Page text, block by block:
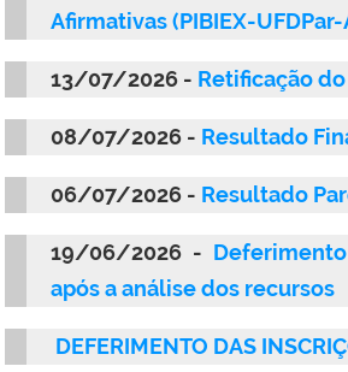
Afirmativas (PIBIEX-UFDPar-
13/07/2026 - Retificação
08/07/2026 - Resultado
06/07/2026 - Resultado
19/06/2026 -
após a análise dos recursos
DEFERIMENTO DAS